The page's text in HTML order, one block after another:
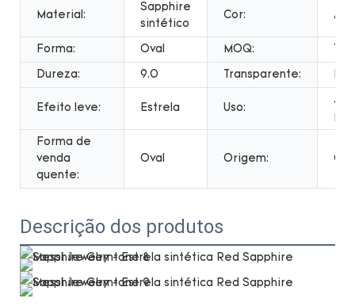
Material:
Sapphire
sintético
Cor: Azul
Forma: Oval MOQ:
Dureza: 9.0 Transparente:
Efeito leve: Estrela Uso:
Forma de
venda
quente:
Oval Origem:
Descrição dos produtos